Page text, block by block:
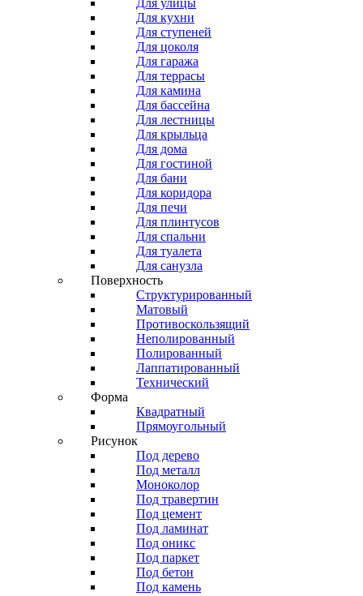
Для улицы
Для кухни
Для ступеней
Для цоколя
Для гаража
Для террасы
Для камина
Для бассейна
Для лестницы
Для крыльца
Для дома
Для гостиной
Для бани
Для коридора
Для печи
Для плинтусов
Для спальни
Для туалета
Для санузла
Поверхность
Структурированный
Матовый
Противоскользящий
Неполированный
Полированный
Лаппатированный
Технический
Форма
Квадратный
Прямоугольный
Рисунок
Под дерево
Под металл
Моноколор
Под травертин
Под цемент
Под ламинат
Под оникс
Под паркет
Под бетон
Под камень